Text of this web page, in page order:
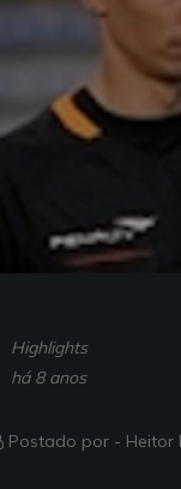
Highlights
há 8 anos
Postado por - Heitor